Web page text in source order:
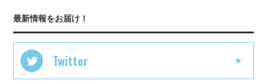
最新情報をお届け！
Twitter